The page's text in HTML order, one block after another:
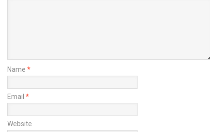
Name *
Email *
Website